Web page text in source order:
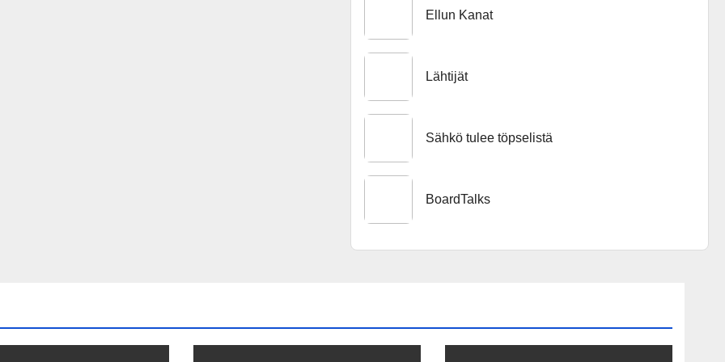
Ellun Kanat
Lähtijät
Sähkö tulee töpselistä
BoardTalks